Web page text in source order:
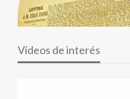
Vídeos de interés